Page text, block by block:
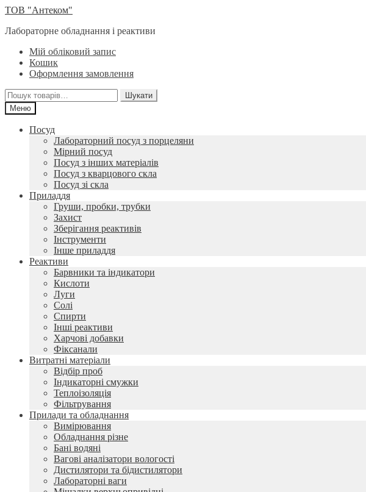
Перейти
навігації
Перейти
вмісту
ТОВ "Антеком"
Лабораторне обладнання і реактиви
Мій обліковий запис
Кошик
Оформлення замовлення
Шукати:
Шукати
Меню
Посуд
Лабораторний посуд з порцеляни
Мірний посуд
Посуд з інших матеріалів
Посуд з кварцового скла
Посуд зі скла
Приладдя
Груши, пробки, трубки
Захист
Зберігання реактивів
Інструменти
Інше приладдя
Реактиви
Барвники та індикатори
Кислоти
Луги
Солі
Спирти
Інші реактиви
Харчові добавки
Фіксанали
Витратні матеріали
Відбір проб
Індикаторні смужки
Теплоізоляція
Фільтрування
Прилади та обладнання
Вимірювання
Обладнання різне
Бані водяні
Вагові аналізатори вологості
Дистилятори та бідистилятори
Лабораторні ваги